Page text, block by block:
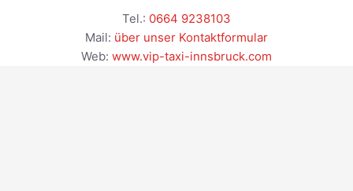
Tel.: 0664 9238103
Mail: über unser Kontaktformular
Web: www.vip-taxi-innsbruck.com